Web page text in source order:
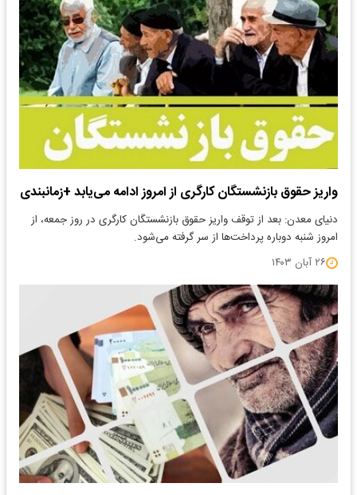
واریز حقوق بازنشستگان کارگری از امروز ادامه می‌یابد +زمانبندی
دنیای معدن: بعد از توقف واریز حقوق بازنشستگان کارگری در روز جمعه، از
امروز شنبه دوباره پرداخت‌ها از سر گرفته می‌شود.
۲۶ آبان ۱۴۰۳